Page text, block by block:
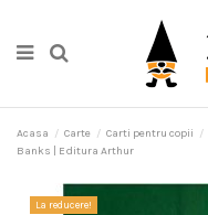
Acasa Carte Carti pentru copii
Banks | Editura Arthur
La reducere!